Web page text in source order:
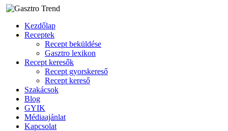
Kezdőlap
Receptek
Recept beküldése
Gasztro lexikon
Recept keresők
Recept gyorskereső
Recept kereső
Szakácsok
Blog
GYIK
Médiaajánlat
Kapcsolat